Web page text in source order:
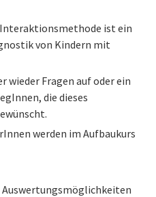
ist ein
von Kindern mit
Fragen auf oder ein
die dieses
werden im Aufbaukurs